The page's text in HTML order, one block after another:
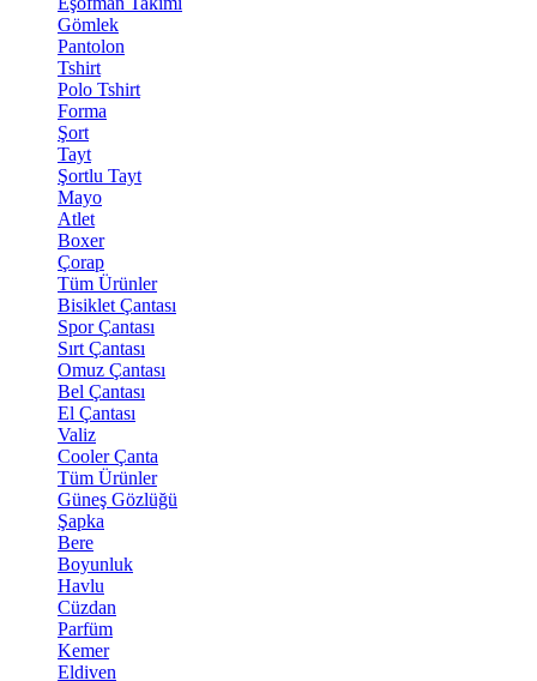
Gömlek
Pantolon
Tshirt
Polo Tshirt
Forma
Şort
Tayt
Şortlu Tayt
Mayo
Atlet
Boxer
Çorap
Tüm Ürünler
Bisiklet Çantası
Spor Çantası
Sırt Çantası
Omuz Çantası
Bel Çantası
El Çantası
Valiz
Cooler Çanta
Tüm Ürünler
Güneş Gözlüğü
Şapka
Bere
Boyunluk
Havlu
Cüzdan
Parfüm
Kemer
Eldiven